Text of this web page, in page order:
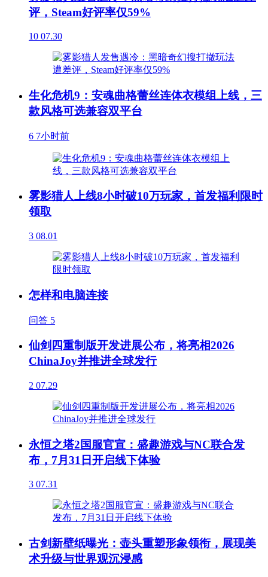
评，Steam好评率仅59%
10 07.30
生化危机9：安魂曲格蕾丝连体衣模组上线，三
款风格可选兼容双平台
6 7小时前
雾影猎人上线8小时破10万玩家，首发福利限时
领取
3 08.01
怎样和电脑连接
问答 5
仙剑四重制版开发进展公布，将亮相2026
ChinaJoy并推进全球发行
2 07.29
永恒之塔2国服官宣：盛趣游戏与NC联合发
布，7月31日开启线下体验
3 07.31
古剑新壁纸曝光：壶头重塑形象领衔，展现美
术升级与世界观沉浸感